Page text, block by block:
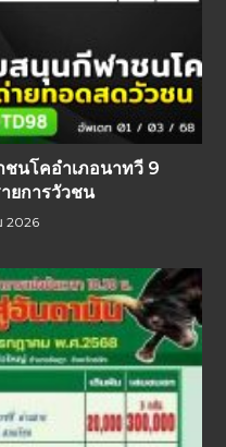
นโคอำเภอนาทวี 9
ยการวัวชน
2026